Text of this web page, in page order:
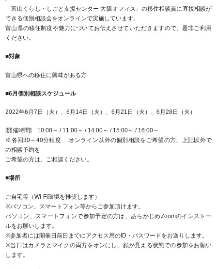
「富山くらし・しごと支援センター 大阪オフィス」の移住相談員に直接相談が
できる個別相談会をオンラインで実施しています。
富山県の移住制度や魅力についてお伝えさせていただきますので、是非ご利用
ください。
■対象
富山県への移住に興味がある方
■6月個別相談スケジュール
2022年6月7日（火）、6月14日（火）、6月21日（火）、6月28日（火）
[開催時間] 10:00～ / 11:00～ / 14:00～ / 15:00～ / 16:00～
※各回30～40分程度 オンライン以外の個別相談をご希望の方、上記以外で
の相談予約を
ご希望の方は、ご相談ください。
■場所
ご自宅等（Wi-Fi環境を推奨します）
※パソコン、スマートフォン等からご参加頂けます。
パソコン、スマートフォンで参加予定の方は、あらかじめZoomのインストー
ルをお願いします。
※参加者には開催日前日までにアクセス用のID・パスワードをお送りします。
※当日はカメラとマイクの両方をオンにし、顔が見える状態での参加をお願い
します。